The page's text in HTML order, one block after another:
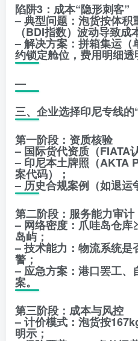
陷阱3：成本“隐形刺客”
– 典型问题：泡货按体积
（BDI指数）波动导致成
– 解决方案：拼箱集运
约锁定舱位，费用明细透
—
三、企业选择印尼专线的
第一阶段：资质核验
– 国际货代资质（FIATA
– 印尼本土牌照（AKTA
案代码）；
– 历史合规案例（如退运
第二阶段：服务能力审计
– 网络密度：爪哇岛仓
岛屿；
– 技术能力：物流系统
警；
– 应急方案：港口罢工、
案。
第三阶段：成本与风控
– 计价模式：泡货按
明示；